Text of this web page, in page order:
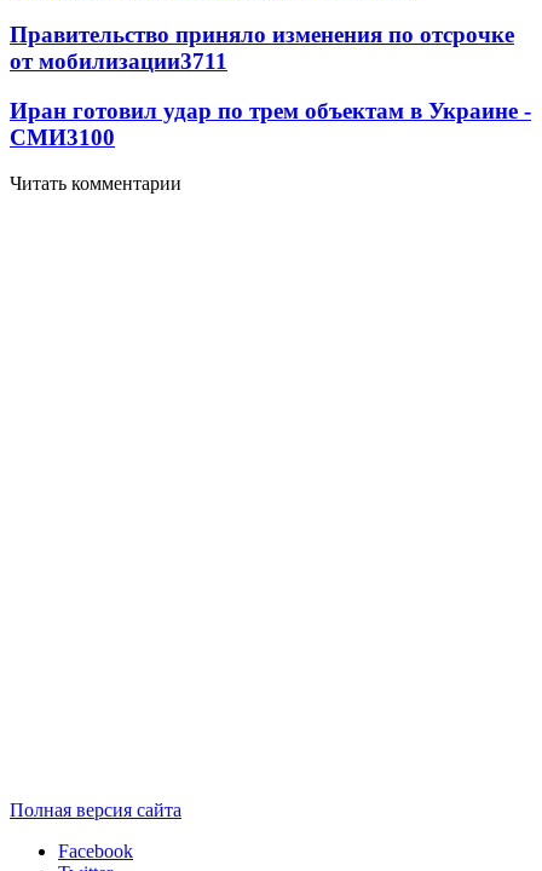
Правительство приняло изменения по отсрочке
от мобилизации3711
Иран готовил удар по трем объектам в Украине -
СМИ3100
Читать комментарии
Полная версия сайта
Facebook